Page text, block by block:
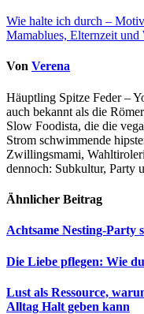
Wie halte ich durch –
Mamablues, Elternzeit und
Von Verena
Häuptling Spitze Feder –
auch bekannt als die
Slow Foodista, die die
Strom schwimmende
Zwillingsmami,
dennoch: Subkultur, Party
Ähnlicher Beitrag
Achtsame Nesting-Party
Die Liebe pflegen: Wie
Lust als Ressource,
Alltag Halt geben kann